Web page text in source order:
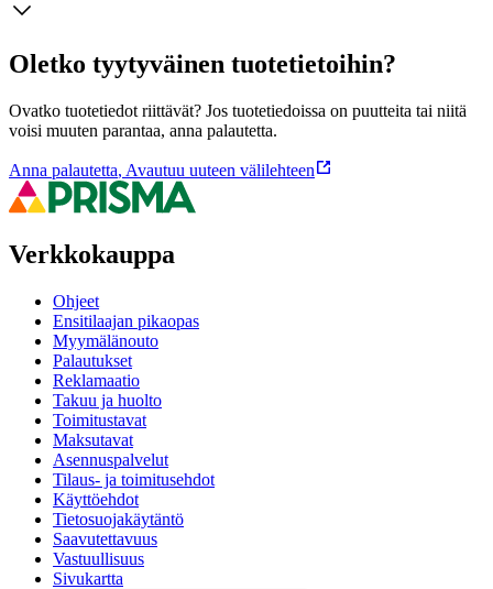
Oletko tyytyväinen tuotetietoihin?
Ovatko tuotetiedot riittävät? Jos tuotetiedoissa on puutteita tai niitä
voisi muuten parantaa, anna palautetta.
Anna palautetta, Avautuu uuteen välilehteen
Verkkokauppa
Ohjeet
Ensitilaajan pikaopas
Myymälänouto
Palautukset
Reklamaatio
Takuu ja huolto
Toimitustavat
Maksutavat
Asennuspalvelut
Tilaus- ja toimitusehdot
Käyttöehdot
Tietosuojakäytäntö
Saavutettavuus
Vastuullisuus
Sivukartta